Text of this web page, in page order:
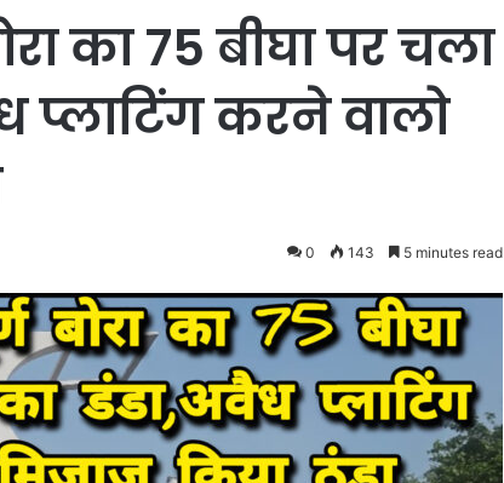
का 75 बीघा पर चला
प्लाटिंग करने वालो
0 143 5 minutes read